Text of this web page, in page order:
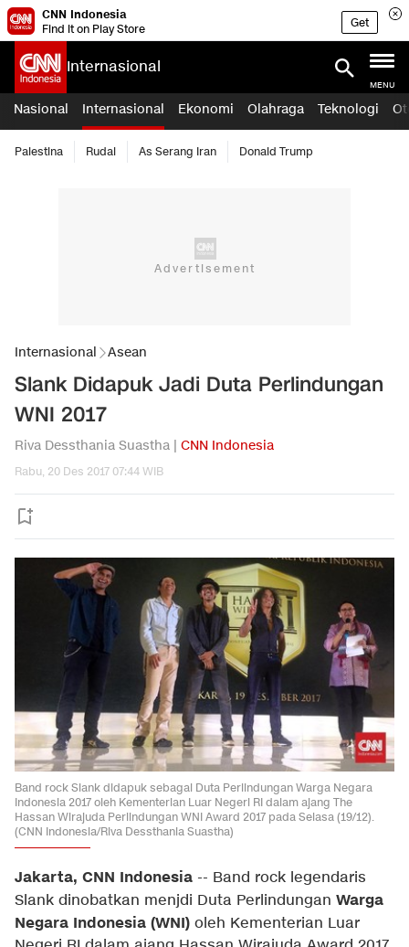
CNN Indonesia
Find it on Play Store
Get
Internasional
MENU
Nasional Internasional Ekonomi Olahraga Teknologi
Palestina Rudal As Serang Iran Donald Trump
Internasional Asean
Slank Didapuk Jadi Duta Perlindungan
WNI 2017
Riva Dessthania Suastha | CNN Indonesia
Rabu, 20 Des 2017 07:44 WIB
Band rock Slank didapuk sebagai Duta Perlindungan Warga Negara
Indonesia 2017 oleh Kementerian Luar Negeri RI dalam ajang The
Hassan Wirajuda Perlindungan WNI Award 2017 pada Selasa (19/12).
(CNN Indonesia/Riva Dessthania Suastha)
Jakarta, CNN Indonesia -- Band rock legendaris
Slank dinobatkan menjdi Duta Perlindungan Warga
Negara Indonesia (WNI) oleh Kementerian Luar